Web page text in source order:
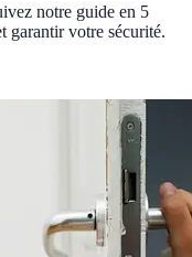
notre guide en 5
garantir votre sécurité.